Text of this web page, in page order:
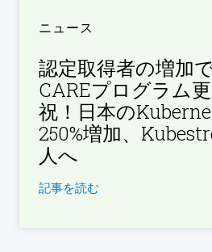
ニュース
認定取得者の増加
CAREプログラム
祝！日本の
250%増加、
人へ
記事を読む